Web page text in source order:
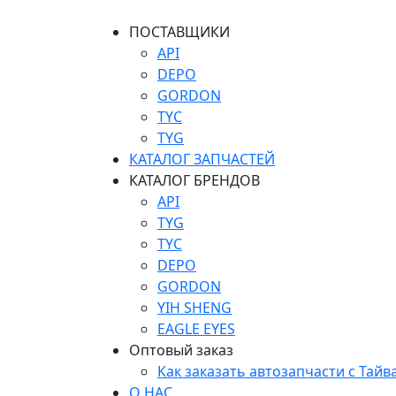
ПОСТАВЩИКИ
API
DEPO
GORDON
TYC
TYG
КАТАЛОГ ЗАПЧАСТЕЙ
КАТАЛОГ БРЕНДОВ
API
TYG
TYC
DEPO
GORDON
YIH SHENG
EAGLE EYES
Оптовый заказ
Как заказать автозапчасти с